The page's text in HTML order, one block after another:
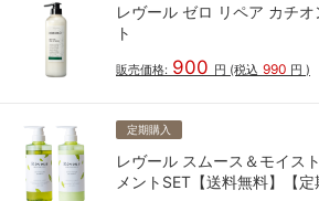
レヴール ゼロ リペア カチ
ト
販売価格: 900 円 (税込 990 円 )
定期購入
レヴール スムース＆モイス
メントSET【送料無料】【定